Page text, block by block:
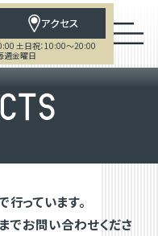
アクセス
土日祝：10:00～20:00
週金曜日
TS
っています。
でお問い合わせくださ